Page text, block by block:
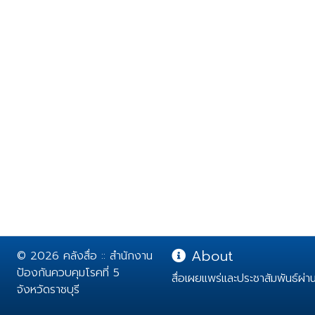
© 2026 คลังสื่อ :: สำนักงาน
ป้องกันควบคุมโรคที่ 5
จังหวัดราชบุรี
About
สื่อเผยแพร่และประชาสัมพันธ์ผ่